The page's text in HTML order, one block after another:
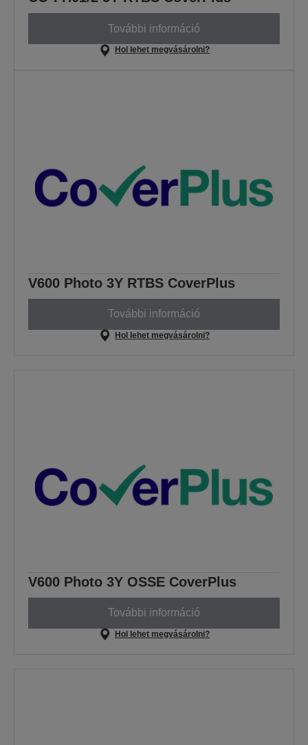
További információ
Hol lehet megvásárolni?
V600 Photo 3Y RTBS CoverPlus
További információ
Hol lehet megvásárolni?
V600 Photo 3Y OSSE CoverPlus
További információ
Hol lehet megvásárolni?